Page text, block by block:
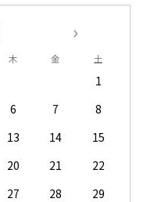
木 金 土
1
6 7
8
13 14
15
20 21
22
27 28
29